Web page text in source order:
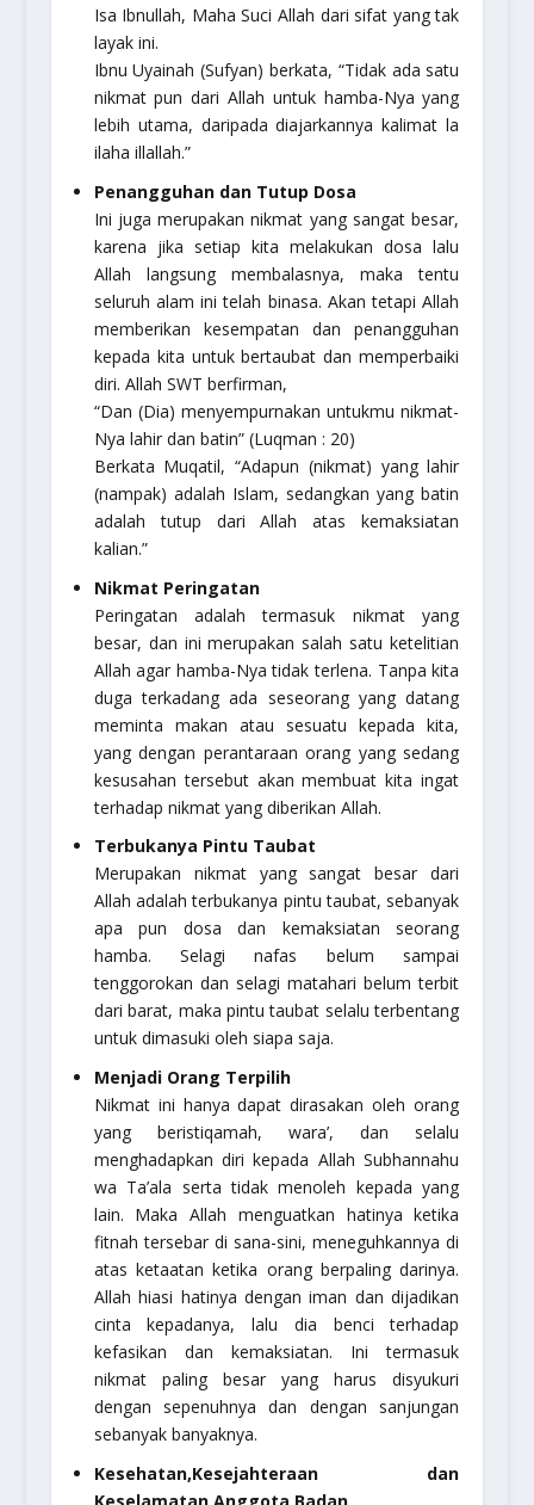
Isa Ibnullah, Maha Suci Allah dari sifat yang tak
layak ini.
Ibnu Uyainah (Sufyan) berkata, “Tidak ada satu
nikmat pun dari Allah untuk hamba-Nya yang
lebih utama, daripada diajarkannya kalimat la
ilaha illallah.”
Penangguhan dan Tutup Dosa
Ini juga merupakan nikmat yang sangat besar,
karena jika setiap kita melakukan dosa lalu
Allah langsung membalasnya, maka tentu
seluruh alam ini telah binasa. Akan tetapi Allah
memberikan kesempatan dan penangguhan
kepada kita untuk bertaubat dan memperbaiki
diri. Allah SWT berfirman,
“Dan (Dia) menyempurnakan untukmu nikmat-
Nya lahir dan batin”(Luqman : 20)
Berkata Muqatil, “Adapun (nikmat) yang lahir
(nampak) adalah Islam, sedangkan yang batin
adalah tutup dari Allah atas kemaksiatan
kalian.”
Nikmat Peringatan
Peringatan adalah termasuk nikmat yang
besar, dan ini merupakan salah satu ketelitian
Allah agar hamba-Nya tidak terlena. Tanpa kita
duga terkadang ada seseorang yang datang
meminta makan atau sesuatu kepada kita,
yang dengan perantaraan orang yang sedang
kesusahan tersebut akan membuat kita ingat
terhadap nikmat yang diberikan Allah.
Terbukanya Pintu Taubat
Merupakan nikmat yang sangat besar dari
Allah adalah terbukanya pintu taubat, sebanyak
apa pun dosa dan kemaksiatan seorang
hamba. Selagi nafas belum sampai
tenggorokan dan selagi matahari belum terbit
dari barat, maka pintu taubat selalu terbentang
untuk dimasuki oleh siapa saja.
Menjadi Orang Terpilih
Nikmat ini hanya dapat dirasakan oleh orang
yang beristiqamah, wara’, dan selalu
menghadapkan diri kepada Allah Subhannahu
wa Ta’ala serta tidak menoleh kepada yang
lain. Maka Allah menguatkan hatinya ketika
fitnah tersebar di sana-sini, meneguhkannya di
atas ketaatan ketika orang berpaling darinya.
Allah hiasi hatinya dengan iman dan dijadikan
cinta kepadanya, lalu dia benci terhadap
kefasikan dan kemaksiatan. Ini termasuk
nikmat paling besar yang harus disyukuri
dengan sepenuhnya dan dengan sanjungan
sebanyak banyaknya.
Kesehatan,Kesejahteraan dan